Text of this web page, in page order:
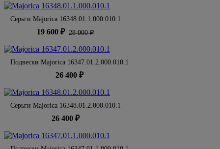
Серьги Majorica 16348.01.1.000.010.1
19 600 ₽ 28 000 ₽
Подвески Majorica 16347.01.2.000.010.1
26 400 ₽
Серьги Majorica 16348.01.2.000.010.1
26 400 ₽